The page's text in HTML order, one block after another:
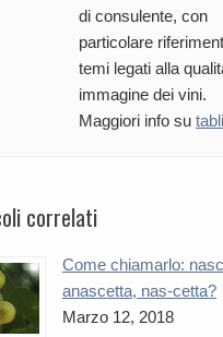
di consulente, con
particolare
temi legati alla
immagine dei vini.
Maggiori info su
correlati
Come chiamarlo:
anascetta, nas-cetta?
Marzo 12, 2018